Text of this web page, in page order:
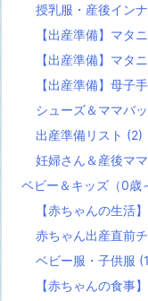
授乳服・産後イン
【出産準備】マタ
【出産準備】マタ
【出産準備】母子
シューズ＆ママバ
出産準備リスト (2)
妊婦さん＆産後マ
ベビー＆キッズ（0歳
【赤ちゃんの生活
赤ちゃん出産直前
ベビー服・子供服
【赤ちゃんの食事